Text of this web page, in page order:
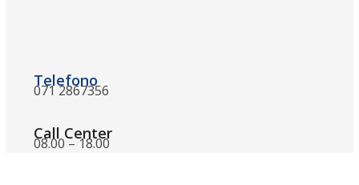
Telefono
071 2867356
Call Center
08.00 – 18.00